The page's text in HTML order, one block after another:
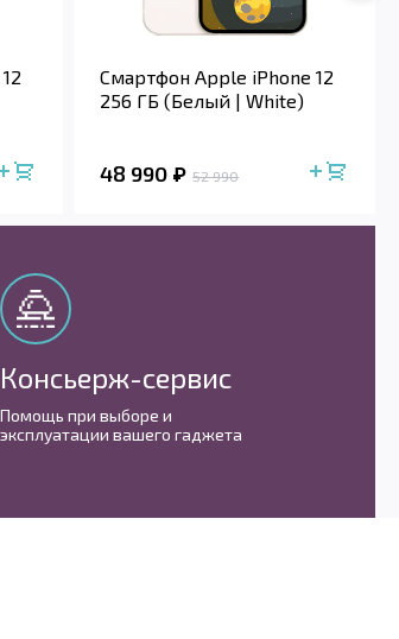
Смартфон Apple iPhone 12
256 ГБ (Белый | White)
48 990 52 990
Консьерж-сервис
Помощь при выборе и
эксплуатации вашего гаджета